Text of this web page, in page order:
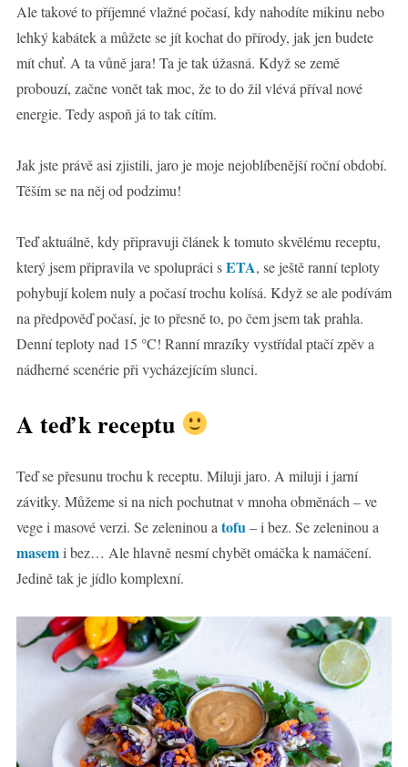
Ale takové to příjemné vlažné počasí, kdy nahodíte mikinu nebo
lehký kabátek a můžete se jít kochat do přírody, jak jen budete
mít chuť. A ta vůně jara! Ta je tak úžasná. Když se země
probouzí, začne vonět tak moc, že to do žil vlévá příval nové
energie. Tedy aspoň já to tak cítím.
Jak jste právě asi zjistili, jaro je moje nejoblíbenější roční období.
Těším se na něj od podzimu!
Teď aktuálně, kdy připravuji článek k tomuto skvělému receptu,
který jsem připravila ve spolupráci sETA, se ještě ranní teploty
pohybují kolem nuly a počasí trochu kolísá. Když se ale podívám
na předpověď počasí, je to přesně to, po čem jsem tak prahla.
Denní teploty nad 15 °C! Ranní mrazíky vystřídal ptačí zpěv a
nádherné scenérie při vycházejícím slunci.
A teď k receptu
Teď se přesunu trochu k receptu. Miluji jaro. A miluji i jarní
závitky. Můžeme si na nich pochutnat v mnoha obměnách – ve
vege i masové verzi. Se zeleninou a tofu– i bez. Se zeleninou a
masemi bez… Ale hlavně nesmí chybět omáčka k namáčení.
Jedině tak je jídlo komplexní.